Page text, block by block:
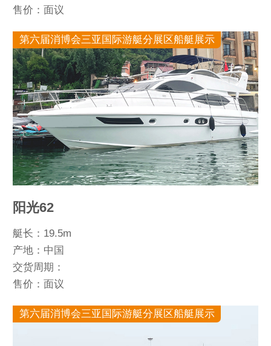
售价：面议
第六届消博会三亚国际游艇分展区船艇展示
阳光62
艇长：19.5m
产地：中国
交货周期：
售价：面议
第六届消博会三亚国际游艇分展区船艇展示